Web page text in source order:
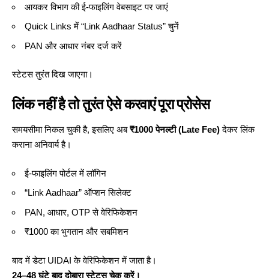
आयकर विभागकी ई-फाइलिंग वेबसाइट पर जाएं
Quick Links में “Link Aadhaar Status” चुनें
PAN और आधार नंबर दर्ज करें
स्टेटस तुरंत दिख जाएगा।
लिंक नहीं है तो तुरंत ऐसे करवाएं पूरा प्रोसेस
समयसीमा निकल चुकी है, इसलिए अब₹1000 पेनल्टी (Late Fee)देकरलिंक
कराना अनिवार्यहै।
ई-फाइलिंग पोर्टल में लॉगिन
“Link Aadhaar” ऑप्शन सिलेक्ट
PAN, आधार, OTP से वेरिफिकेशन
₹1000 का भुगतान और सबमिशन
बाद में डेटा UIDAI के वेरिफिकेशनमें जाताहै।
24–48 घंटे बाद दोबारा स्टेटस चेक करें।